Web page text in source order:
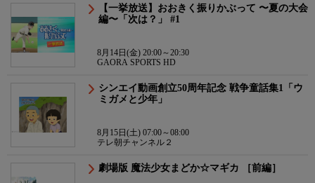
【一挙放送】おおきく振りかぶって 〜夏の大会
編〜「次は？」 #1
8月14日(金) 20:00～20:30
GAORA SPORTS HD
シンエイ動画創立50周年記念 戦争童話集1「ウ
ミガメと少年」
8月15日(土) 07:00～08:00
テレ朝チャンネル２
劇場版 魔法少女まどか☆マギカ ［前編］